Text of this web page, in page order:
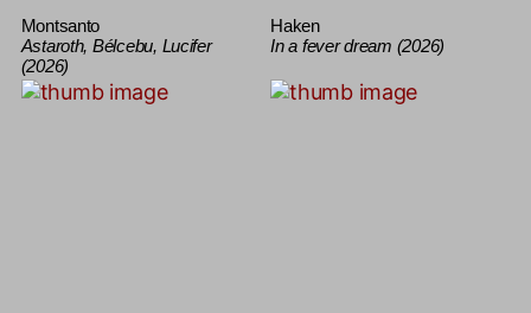
Montsanto
Astaroth, Bélcebu, Lucifer
(2026)
Haken
In a fever dream (2026)